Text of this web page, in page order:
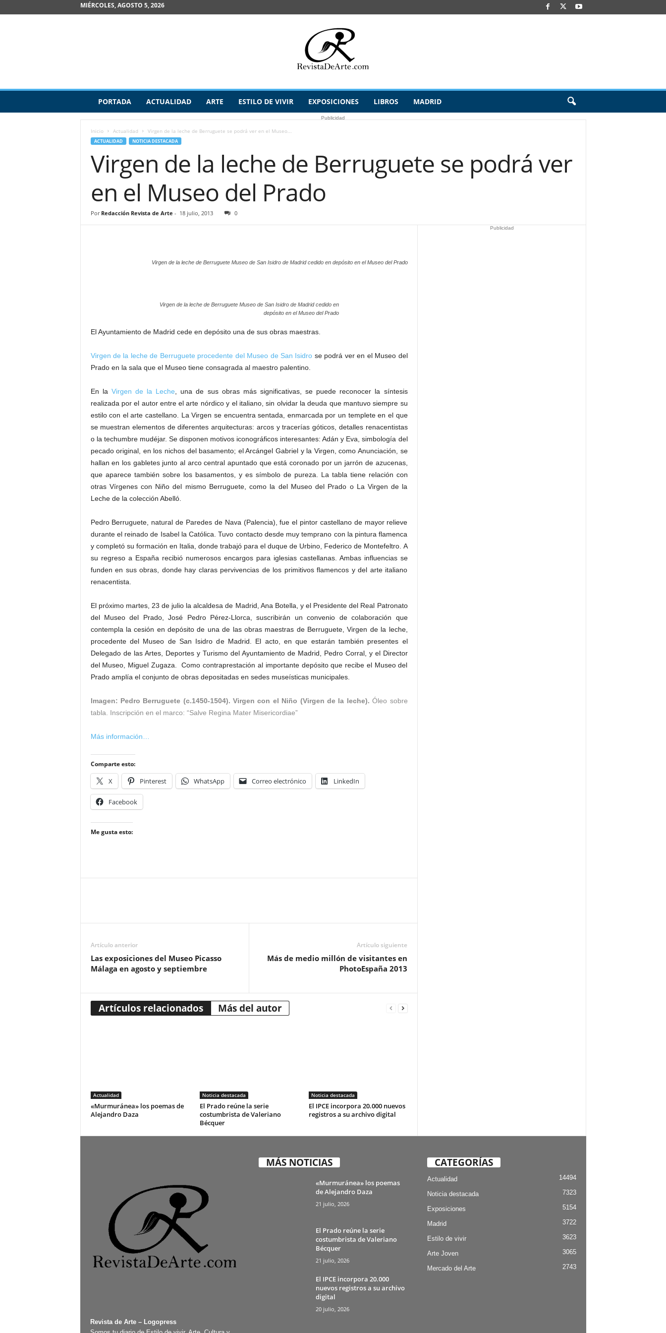
MIÉRCOLES, AGOSTO 5, 2026
v
PORTADA ACTUALIDAD ARTE ESTILO DE VIVIR EXPOSICIONES LIBROS MADRID
Publicidad
Inicio Actualidad Virgen de la leche de Berruguete se podrá ver en el Museo...
ACTUALIDAD NOTICIA DESTACADA
Virgen de la leche de Berruguete se podrá ver
en el Museo del Prado
Por Redacción Revista de Arte - 18 julio, 2013 0
Virgen de la leche de Berruguete Museo de San Isidro de Madrid cedido en depósito en el Museo del Prado
Virgen de la leche de Berruguete Museo de San Isidro de Madrid cedido en
depósito en el Museo del Prado
El Ayuntamiento de Madrid cede en depósito una de sus obras maestras.
Virgen de la leche de Berruguete procedente del Museo de San Isidro se podrá ver en el Museo del
Prado en la sala que el Museo tiene consagrada al maestro palentino.
En la Virgen de la Leche , una de sus obras más significativas, se puede reconocer la síntesis
realizada por el autor entre el arte nórdico y el italiano, sin olvidar la deuda que mantuvo siempre su
estilo con el arte castellano. La Virgen se encuentra sentada, enmarcada por un templete en el que
se muestran elementos de diferentes arquitecturas: arcos y tracerías góticos, detalles renacentistas
o la techumbre mudéjar. Se disponen motivos iconográficos interesantes: Adán y Eva, simbología del
pecado original, en los nichos del basamento; el Arcángel Gabriel y la Virgen, como Anunciación, se
hallan en los gabletes junto al arco central apuntado que está coronado por un jarrón de azucenas,
que aparece también sobre los basamentos, y es símbolo de pureza. La tabla tiene relación con
otras Vírgenes con Niño del mismo Berruguete, como la del Museo del Prado o La Virgen de la
Leche de la colección Abelló.
Pedro Berruguete, natural de Paredes de Nava (Palencia), fue el pintor castellano de mayor relieve
durante el reinado de Isabel la Católica. Tuvo contacto desde muy temprano con la pintura flamenca
y completó su formación en Italia, donde trabajó para el duque de Urbino, Federico de Montefeltro. A
su regreso a España recibió numerosos encargos para iglesias castellanas. Ambas influencias se
funden en sus obras, donde hay claras pervivencias de los primitivos flamencos y del arte italiano
renacentista.
El próximo martes, 23 de julio la alcaldesa de Madrid, Ana Botella, y el Presidente del Real Patronato
del Museo del Prado, José Pedro Pérez-Llorca, suscribirán un convenio de colaboración que
contempla la cesión en depósito de una de las obras maestras de Berruguete, Virgen de la leche,
procedente del Museo de San Isidro de Madrid. El acto, en que estarán también presentes el
Delegado de las Artes, Deportes y Turismo del Ayuntamiento de Madrid, Pedro Corral, y el Director
del Museo, Miguel Zugaza. Como contraprestación al importante depósito que recibe el Museo del
Prado amplía el conjunto de obras depositadas en sedes museísticas municipales.
Imagen: Pedro Berruguete (c.1450-1504). Virgen con el Niño (Virgen de la leche).Óleo sobre
tabla. Inscripción en el marco: “Salve Regina Mater Misericordiae”
Más información…
Comparte esto:
X Pinterest WhatsApp Correo electrónico LinkedIn
Facebook
Me gusta esto:
Artículo anterior
Las exposiciones del Museo Picasso
Málaga en agosto y septiembre
Artículo siguiente
Más de medio millón de visitantes en
PhotoEspaña 2013
Artículos relacionados Más del autor
Actualidad
«Murmuránea» los poemas de
Alejandro Daza
Noticia destacada
El Prado reúne la serie
costumbrista de Valeriano
Bécquer
Noticia destacada
El IPCE incorpora 20.000 nuevos
registros a su archivo digital
Publicidad
Revista de Arte – Logopress
MÁS NOTICIAS
«Murmuránea» los poemas
de Alejandro Daza
21 julio, 2026
El Prado reúne la serie
costumbrista de Valeriano
Bécquer
21 julio, 2026
El IPCE incorpora 20.000
nuevos registros a su archivo
digital
20 julio, 2026
CATEGORÍAS
Actualidad 14494
Noticia destacada 7323
Exposiciones 5154
Madrid 3722
Estilo de vivir 3623
Arte Joven 3065
Mercado del Arte 2743